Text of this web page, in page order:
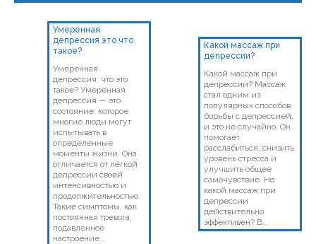
Умеренная
депрессия это что
такое?
Умеренная
депрессия: что это
такое? Умеренная
депрессия — это
состояние, которое
многие люди могут
испытывать в
определенные
моменты жизни. Она
отличается от лёгкой
депрессии своей
интенсивностью и
продолжительностью.
Такие симптомы, как
постоянная тревога,
подавленное
настроение...
Какой массаж при
депрессии?
Какой массаж при
депрессии? Массаж
стал одним из
популярных способов
борьбы с депрессией,
и это не случайно. Он
помогает
расслабиться, снизить
уровень стресса и
улучшить общее
самочувствие. Но
какой массаж при
депрессии
действительно
эффективен? В...